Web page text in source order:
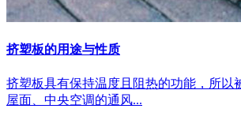
挤塑板的用途与性质
挤塑板具有保持温度且阻热的功能，所以
屋面、中央空调的通风...